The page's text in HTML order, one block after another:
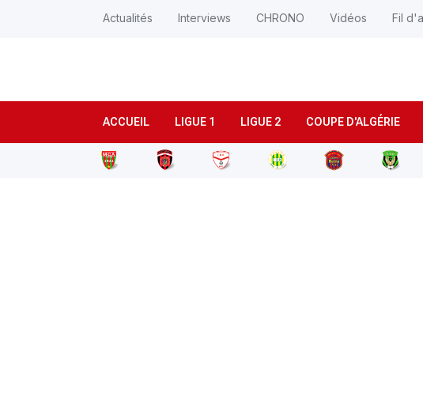
ACCUEIL LIGUE 1 LIGUE 2 COUPE D'ALGÉRIE
Actualités Interviews CHRONO Vidéos Fil